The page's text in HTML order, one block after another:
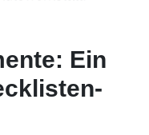
Ein